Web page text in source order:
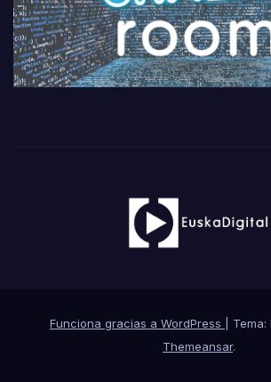
Funciona gracias a WordPress
Tema:
Themeansar.